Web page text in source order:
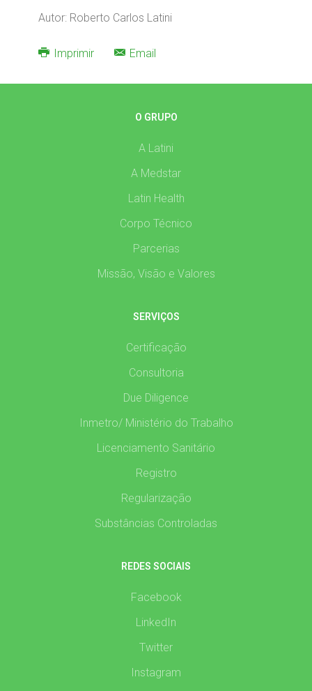
Autor: Roberto Carlos Latini
Imprimir Email
O GRUPO
A Latini
A Medstar
Latin Health
Corpo Técnico
Parcerias
Missão, Visão e Valores
SERVIÇOS
Certificação
Consultoria
Due Diligence
Inmetro/ Ministério do Trabalho
Licenciamento Sanitário
Registro
Regularização
Substâncias Controladas
REDES SOCIAIS
Facebook
LinkedIn
Twitter
Instagram